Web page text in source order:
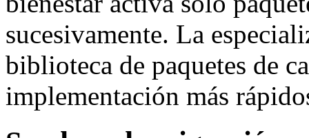
sucesivamente. La
biblioteca de paquetes de
implementación más